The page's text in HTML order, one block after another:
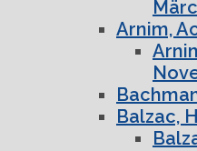
Arnim,
Balzac,